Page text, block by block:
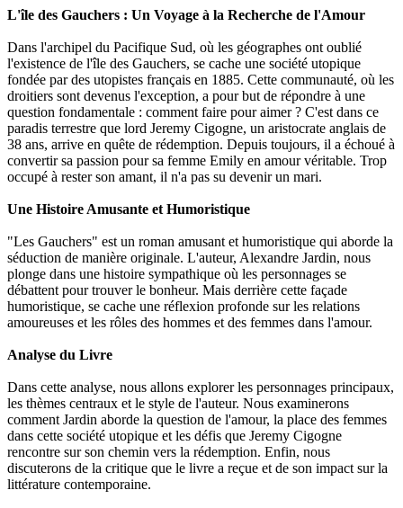
L'île des Gauchers : Un Voyage à la Recherche de l'Amour
Dans l'archipel du Pacifique Sud, où les géographes ont oublié
l'existence de l'île des Gauchers, se cache une société utopique
fondée par des utopistes français en 1885. Cette communauté, où les
droitiers sont devenus l'exception, a pour but de répondre à une
question fondamentale : comment faire pour aimer ? C'est dans ce
paradis terrestre que lord Jeremy Cigogne, un aristocrate anglais de
38 ans, arrive en quête de rédemption. Depuis toujours, il a échoué à
convertir sa passion pour sa femme Emily en amour véritable. Trop
occupé à rester son amant, il n'a pas su devenir un mari.
Une Histoire Amusante et Humoristique
"Les Gauchers" est un roman amusant et humoristique qui aborde la
séduction de manière originale. L'auteur, Alexandre Jardin, nous
plonge dans une histoire sympathique où les personnages se
débattent pour trouver le bonheur. Mais derrière cette façade
humoristique, se cache une réflexion profonde sur les relations
amoureuses et les rôles des hommes et des femmes dans l'amour.
Analyse du Livre
Dans cette analyse, nous allons explorer les personnages principaux,
les thèmes centraux et le style de l'auteur. Nous examinerons
comment Jardin aborde la question de l'amour, la place des femmes
dans cette société utopique et les défis que Jeremy Cigogne
rencontre sur son chemin vers la rédemption. Enfin, nous
discuterons de la critique que le livre a reçue et de son impact sur la
littérature contemporaine.